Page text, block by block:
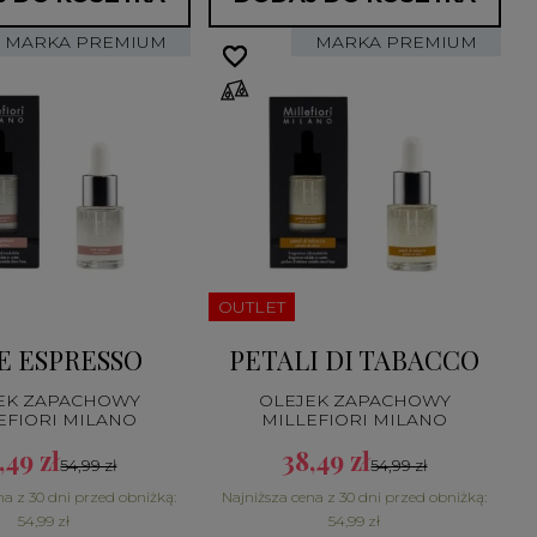
MARKA PREMIUM
ESPRESSO
ZAPACHOWY
MILANO
zł54,99 zł
z 30 dni przed obniżką:
54,99 zł
MARKA PREMIUM
OUTLET
PETALI DI TABACCO
OLEJEK ZAPACHOWY
MILLEFIORI MILANO
38,49 zł54,99 zł
Najniższa cena z 30 dni przed obniżką:
54,99 zł
favorite_border
favorite_border